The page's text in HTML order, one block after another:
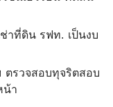
าที่ดิน รฟท. เป็นงบ
ตรวจสอบทุจริตสอบ
น้า